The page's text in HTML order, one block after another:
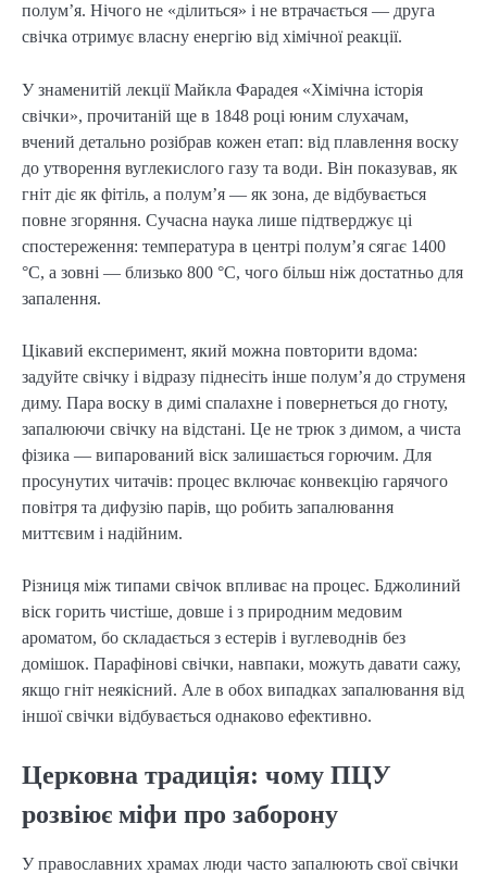
полум’я. Нічого не «ділиться» і не втрачається — друга
свічка отримує власну енергію від хімічної реакції.
У знаменитій лекції Майкла Фарадея «Хімічна історія
свічки», прочитаній ще в 1848 році юним слухачам,
вчений детально розібрав кожен етап: від плавлення воску
до утворення вуглекислого газу та води. Він показував, як
гніт діє як фітіль, а полум’я — як зона, де відбувається
повне згоряння. Сучасна наука лише підтверджує ці
спостереження: температура в центрі полум’я сягає 1400
°C, а зовні — близько 800 °C, чого більш ніж достатньо для
запалення.
Цікавий експеримент, який можна повторити вдома:
задуйте свічку і відразу піднесіть інше полум’я до струменя
диму. Пара воску в димі спалахне і повернеться до гноту,
запалюючи свічку на відстані. Це не трюк з димом, а чиста
фізика — випарований віск залишається горючим. Для
просунутих читачів: процес включає конвекцію гарячого
повітря та дифузію парів, що робить запалювання
миттєвим і надійним.
Різниця між типами свічок впливає на процес. Бджолиний
віск горить чистіше, довше і з природним медовим
ароматом, бо складається з естерів і вуглеводнів без
домішок. Парафінові свічки, навпаки, можуть давати сажу,
якщо гніт неякісний. Але в обох випадках запалювання від
іншої свічки відбувається однаково ефективно.
Церковна традиція: чому ПЦУ
розвіює міфи про заборону
У православних храмах люди часто запалюють свої свічки